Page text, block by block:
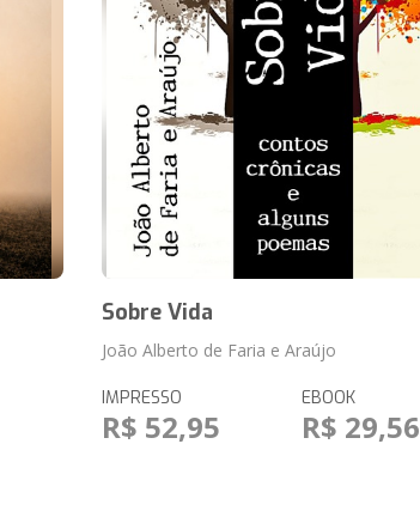
Sobre Vida
João Alberto de Faria e Araújo
IMPRESSO
R$ 52,95
EBOOK
R$ 29,56